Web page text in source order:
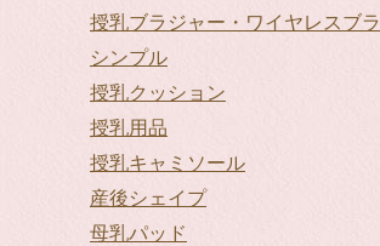
授乳ブラジャー・ワイヤレスブラ
シンプル
授乳クッション
授乳用品
授乳キャミソール
産後シェイプ
母乳パッド